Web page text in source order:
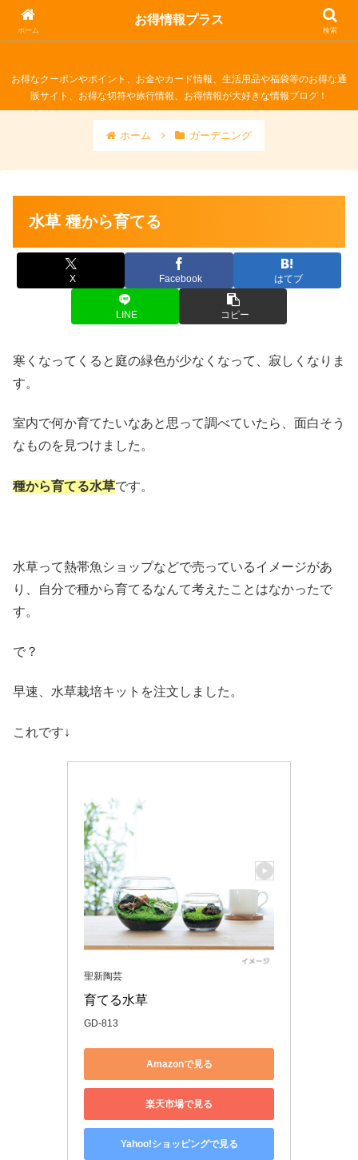
お得情報プラス
お得なクーポンやポイント、お金やカード情報、生活用品や福袋等のお得な通
販サイト、お得な切符や旅行情報、お得情報が大好きな情報ブログ！
ホーム ガーデニング
水草 種から育てる
X Facebook はてブ
LINE コピー
寒くなってくると庭の緑色が少なくなって、寂しくなりま
す。
室内で何か育てたいなあと思って調べていたら、面白そう
なものを見つけました。
種から育てる水草です。
水草って熱帯魚ショップなどで売っているイメージがあ
り、自分で種から育てるなんて考えたことはなかったで
す。
で？
早速、水草栽培キットを注文しました。
これです↓
聖新陶芸
育てる水草
GD-813
Amazonで見る
楽天市場で見る
Yahoo!ショッピングで見る
ホーム
お得情報プラス
検索